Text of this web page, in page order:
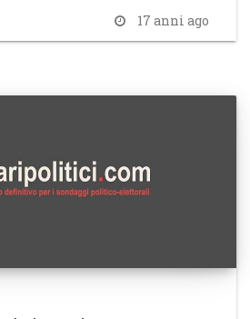
17 anni ago